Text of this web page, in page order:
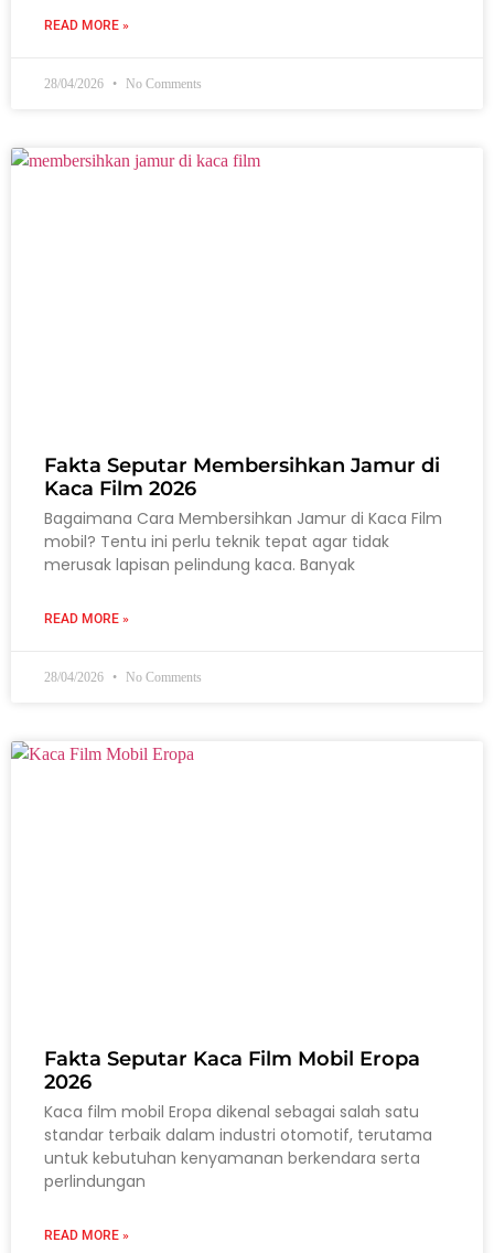
READ MORE »
28/04/2026 No Comments
Fakta Seputar Membersihkan Jamur di
Kaca Film 2026
Bagaimana Cara Membersihkan Jamur di Kaca Film
mobil? Tentu ini perlu teknik tepat agar tidak
merusak lapisan pelindung kaca. Banyak
READ MORE »
28/04/2026 No Comments
Fakta Seputar Kaca Film Mobil Eropa
2026
Kaca film mobil Eropa dikenal sebagai salah satu
standar terbaik dalam industri otomotif, terutama
untuk kebutuhan kenyamanan berkendara serta
perlindungan
READ MORE »